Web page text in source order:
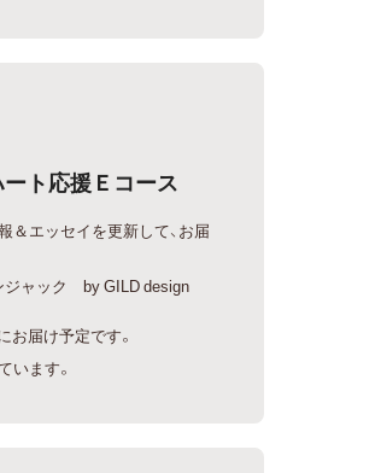
ート応援Ｅコース
＆エッセイを更新して、お届
ジャック by GILD design
お届け予定です。
います。